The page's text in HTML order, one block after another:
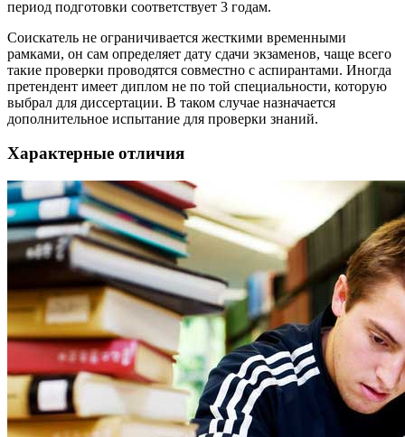
период подготовки соответствует 3 годам.
Соискатель не ограничивается жесткими временными
рамками, он сам определяет дату сдачи экзаменов, чаще всего
такие проверки проводятся совместно с аспирантами. Иногда
претендент имеет диплом не по той специальности, которую
выбрал для диссертации. В таком случае назначается
дополнительное испытание для проверки знаний.
Характерные отличия